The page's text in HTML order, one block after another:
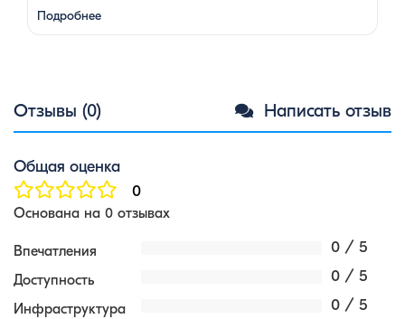
супругами в возрасте. Какой тур выбрать для
путешествия вдвоем? 1. …
Подробнее
Отзывы (0) Написать отзыв
Общая оценка
0
Основана на 0 отзывах
Впечатления 0 / 5
Доступность 0 / 5
Инфраструктура 0 / 5